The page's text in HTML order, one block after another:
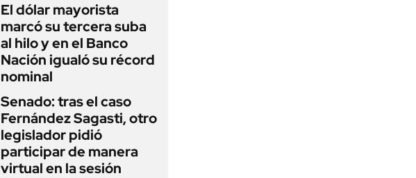
El dólar mayorista
marcó su tercera suba
al hilo y en el Banco
Nación igualó su récord
nominal
Senado: tras el caso
Fernández Sagasti, otro
legislador pidió
participar de manera
virtual en la sesión